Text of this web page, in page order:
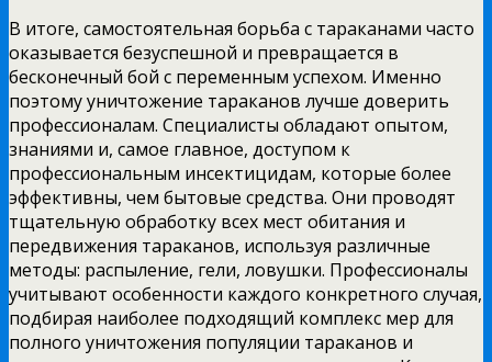
В итоге, самостоятельная борьба с тараканами часто
оказывается безуспешной и превращается в
бесконечный бой с переменным успехом. Именно
поэтому уничтожение тараканов лучше доверить
профессионалам. Специалисты обладают опытом,
знаниями и, самое главное, доступом к
профессиональным инсектицидам, которые более
эффективны, чем бытовые средства. Они проводят
тщательную обработку всех мест обитания и
передвижения тараканов, используя различные
методы: распыление, гели, ловушки. Профессионалы
учитывают особенности каждого конкретного случая,
подбирая наиболее подходящий комплекс мер для
полного уничтожения популяции тараканов и